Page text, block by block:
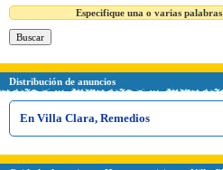
Especifique una o varias
Distribución de anuncios
En Villa Clara, Remedios